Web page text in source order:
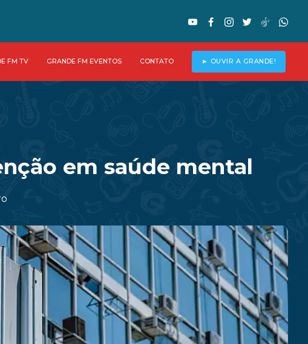
FM TV GRANDE FM EVENTOS CONTATO ► OUVIR A GRANDE!
em saúde mental